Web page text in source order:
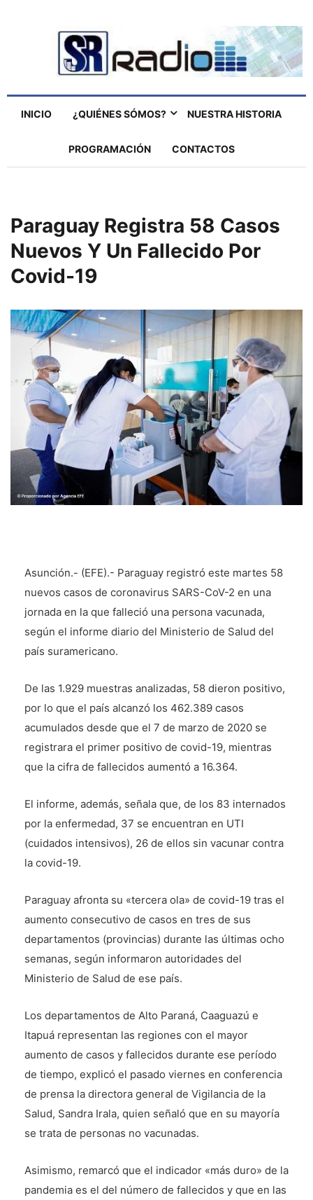
INICIO ¿QUIÉNES SÓMOS? NUESTRA HISTORIA
PROGRAMACIÓN CONTACTOS
Paraguay Registra 58 Casos
Nuevos Y Un Fallecido Por
Covid-19
Asunción.- (EFE).- Paraguay registró este martes 58
nuevos casos de coronavirus SARS-CoV-2 en una
jornada en la que falleció una persona vacunada,
según el informe diario del Ministerio de Salud del
país suramericano.
De las 1.929 muestras analizadas, 58 dieron positivo,
por lo que el país alcanzó los 462.389 casos
acumulados desde que el 7 de marzo de 2020 se
registrara el primer positivo de covid-19, mientras
que la cifra de fallecidos aumentó a 16.364.
El informe, además, señala que, de los 83 internados
por la enfermedad, 37 se encuentran en UTI
(cuidados intensivos), 26 de ellos sin vacunar contra
la covid-19.
Paraguay afronta su «tercera ola» de covid-19 tras el
aumento consecutivo de casos en tres de sus
departamentos (provincias) durante las últimas ocho
semanas, según informaron autoridades del
Ministerio de Salud de ese país.
Los departamentos de Alto Paraná, Caaguazú e
Itapuá representan las regiones con el mayor
aumento de casos y fallecidos durante ese período
de tiempo, explicó el pasado viernes en conferencia
de prensa la directora general de Vigilancia de la
Salud, Sandra Irala, quien señaló que en su mayoría
se trata de personas no vacunadas.
Asimismo, remarcó que el indicador «más duro» de la
pandemia es el del número de fallecidos y que en las